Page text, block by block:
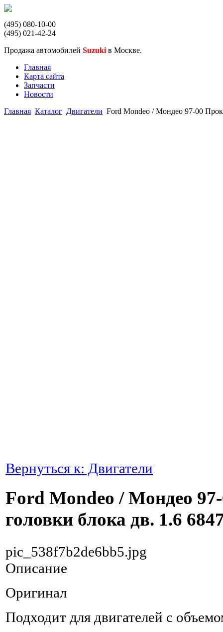
(495) 080-10-00
(495) 021-42-24
Продажа автомобилей Suzuki в Москве.
Главная
Карта сайта
Запчасти
Новости
Главная Каталог Двигатели Ford Mondeo / Мондео 97-00
Вернуться к: Двигатели
Ford Mondeo / Мондео
головки блока дв. 1.6
pic_538f7b2de6bb5.jpg
Описание
Оригинал
Подходит для двигателей с